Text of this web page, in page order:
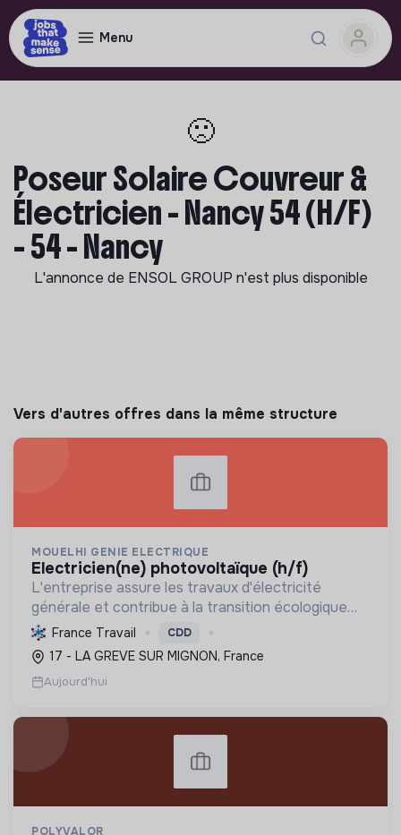
Menu
🙁
Poseur Solaire Couvreur &
Électricien - Nancy 54 (H/F)
- 54 - Nancy
L'annonce de ENSOL GROUP n'est plus disponible
Vers d'autres offres dans la même structure
MOUELHI GENIE ELECTRIQUE
electricien(ne) photovoltaïque (h/f)
L'entreprise assure les travaux d'électricité
générale et contribue à la transition écologique
par l'installation de systèmes photovoltaïques,
favorisant ainsi une énergie plus durable.
France Travail CDD
17 - LA GREVE SUR MIGNON, France
Aujourd'hui
POLYVALOR